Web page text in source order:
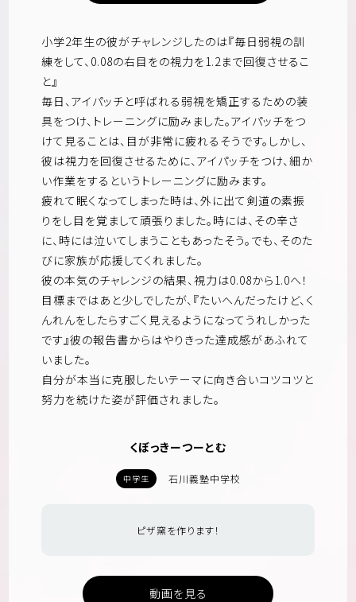
小学2年生の彼がチャレンジしたのは『毎日弱視の訓
練をして、0.08の右目をの視力を1.2まで回復させるこ
と』
毎日、アイパッチと呼ばれる弱視を矯正するための装
具をつけ、トレーニングに励みました。アイパッチをつ
けて見ることは、目が非常に疲れるそうです。しかし、
彼は視力を回復させるために、アイパッチをつけ、細か
い作業をするというトレーニングに励みます。
疲れて眠くなってしまった時は、外に出て剣道の素振
りをし目を覚まして頑張りました。時には、その辛さ
に、時には泣いてしまうこともあったそう。でも、そのた
びに家族が応援してくれました。
彼の本気のチャレンジの結果、視力は0.08から1.0へ！
目標まではあと少しでしたが、『たいへんだったけど、く
んれんをしたらすごく見えるようになってうれしかった
です』彼の報告書からはやりきった達成感があふれて
いました。
自分が本当に克服したいテーマに向き合いコツコツと
努力を続けた姿が評価されました。
くぼっきーつーとむ
中学生 石川義塾中学校
ピザ窯を作ります！
動画を見る